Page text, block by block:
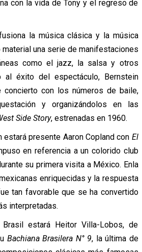
con la vida de Tony y el regreso de
la música clásica y la música
material una serie de manifestaciones
como el jazz, la salsa y otros
al éxito del espectáculo, Bernstein
concierto con los números de baile,
y organizándolos en las
Side Story, estrenadas en 1960.
estará presente Aaron Copland con El
en referencia a un colorido club
su primera visita a México. Enla
enriquecidas y la respuesta
tan favorable que se ha convertido
interpretadas.
Brasil estará Heitor Villa-Lobos, de
Bachiana Brasilera N° 9, la última de